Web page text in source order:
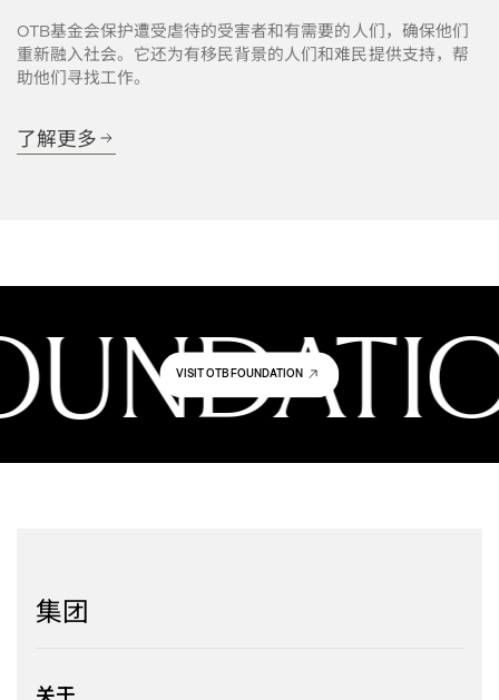
OTB基金会保护遭受虐待的受害者和有需要的人们，确保他们
重新融入社会。它还为有移民背景的人们和难民提供支持，帮
助他们寻找工作。
了解更多
VISIT OTB FOUNDATION
集团
关于